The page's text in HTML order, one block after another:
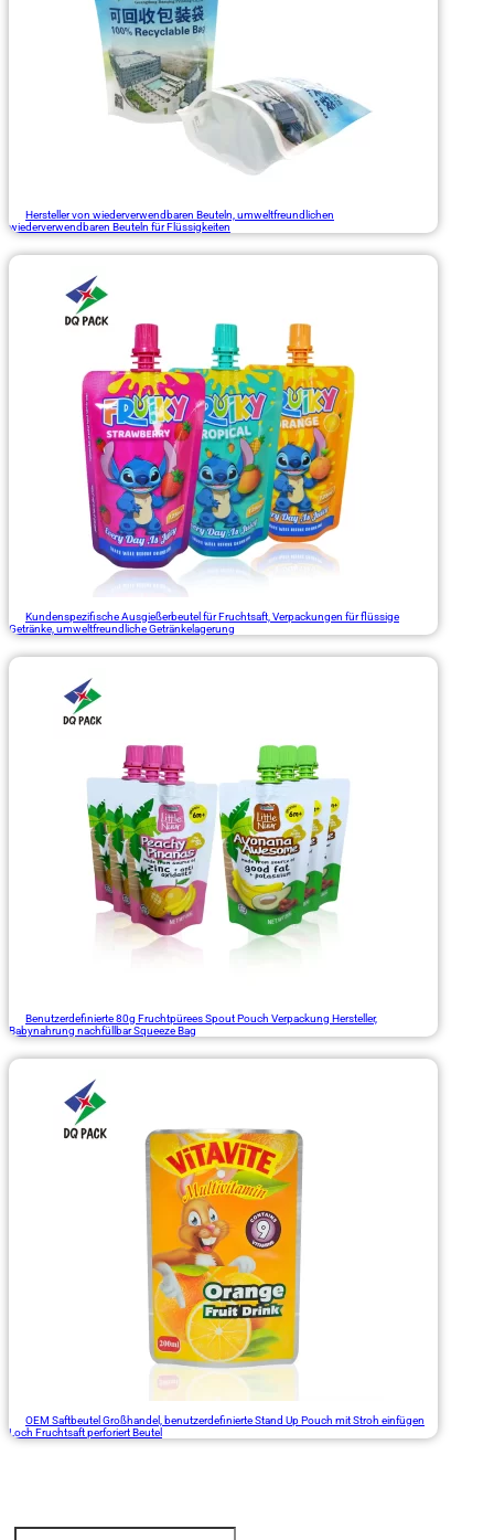
Hersteller von wiederverwendbaren Beuteln, umweltfreundlichen
wiederverwendbaren Beuteln für Flüssigkeiten
Kundenspezifische Ausgießerbeutel für Fruchtsaft, Verpackungen für flüssige
Getränke, umweltfreundliche Getränkelagerung
Benutzerdefinierte 80g Fruchtpürees Spout Pouch Verpackung Hersteller,
Babynahrung nachfüllbar Squeeze Bag
OEM Saftbeutel Großhandel, benutzerdefinierte Stand Up Pouch mit Stroh einfügen
Loch Fruchtsaft perforiert Beutel